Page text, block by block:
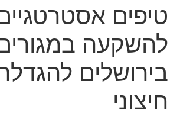
טיפים
להשקעה
בירושלים
חיצוני